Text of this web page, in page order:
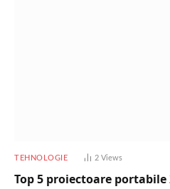
TEHNOLOGIE 2 Views
Top 5 proiectoare